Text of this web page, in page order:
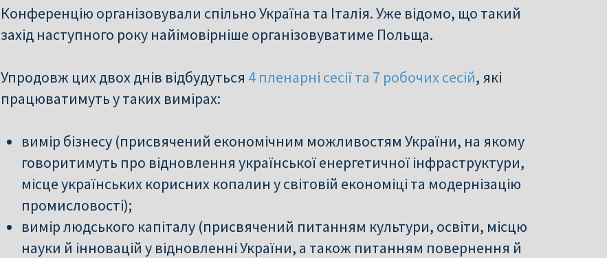
Конференцію організовували спільно Україна та Італія. Уже відомо, що такий
захід наступного року найімовірніше організовуватиме Польща.
Упродовж цих двох днів відбудуться 4 пленарні сесії та 7 робочих сесій, які
працюватимуть у таких вимірах:
вимір бізнесу (присвячений економічним можливостям України, на якому
говоритимуть про відновлення української енергетичної інфраструктури,
місце українських корисних копалин у світовій економіці та модернізацію
промисловості);
вимір людського капіталу (присвячений питанням культури, освіти, місцю
науки й інновацій у відновленні України, а також питанням повернення й